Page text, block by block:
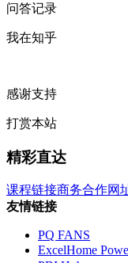
问答记录
我在知乎
感谢支持
打赏本站
精彩直达
课程链接商务合作网
友情链接
PQ FANS
ExcelHome